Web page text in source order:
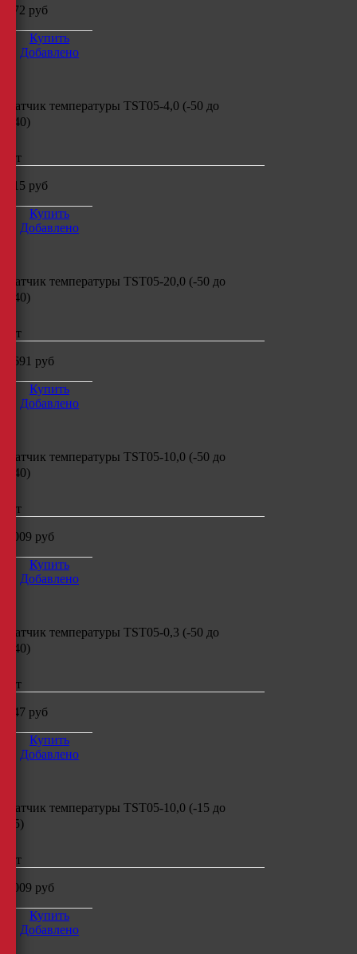
872 руб
Купить
Добавлено
Датчик температуры TST05-4,0 (-50 до
+40)
шт
615 руб
Купить
Добавлено
Датчик температуры TST05-20,0 (-50 до
+40)
шт
1691 руб
Купить
Добавлено
Датчик температуры TST05-10,0 (-50 до
+40)
шт
1009 руб
Купить
Добавлено
Датчик температуры TST05-0,3 (-50 до
+40)
шт
347 руб
Купить
Добавлено
Датчик температуры TST05-10,0 (-15 до
+5)
шт
1009 руб
Купить
Добавлено